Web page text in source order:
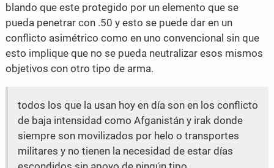
blando que este protegido por un elemento que se
pueda penetrar con .50 y esto se puede dar en un
conflicto asimétrico como en uno convencional sin que
esto implique que no se pueda neutralizar esos mismos
objetivos con otro tipo de arma.
todos los que la usan hoy en día son en los conflicto
de baja intensidad como Afganistán y irak donde
siempre son movilizados por helo o transportes
militares y no tienen la necesidad de estar días